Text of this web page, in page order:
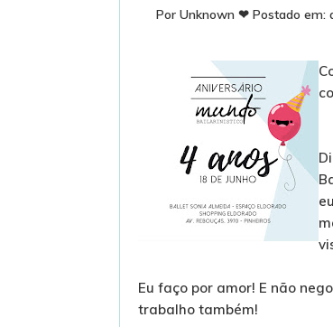
Por Unknown ❤ Postado em:
Eu faço por amor! E não
trabalho também!